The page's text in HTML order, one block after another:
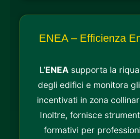
ENEA – Efficienza
L’ENEAsupporta la
degli edifici e monitora
incentivati in zona
Inoltre, fornisce
formativi per